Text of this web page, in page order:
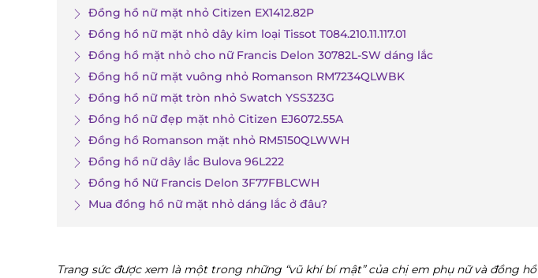
Đồng hồ nữ mặt nhỏ Citizen EX1412.82P
Đồng hồ nữ mặt nhỏ dây kim loại Tissot T084.210.11.117.01
Đồng hồ mặt nhỏ cho nữ Francis Delon 30782L-SW dáng lắc
Đồng hồ nữ mặt vuông nhỏ Romanson RM7234QLWBK
Đồng hồ nữ mặt tròn nhỏ Swatch YSS323G
Đồng hồ nữ đẹp mặt nhỏ Citizen EJ6072.55A
Đồng hồ Romanson mặt nhỏ RM5150QLWWH
Đồng hồ nữ dây lắc Bulova 96L222
Đồng hồ Nữ Francis Delon 3F77FBLCWH
Mua đồng hồ nữ mặt nhỏ dáng lắc ở đâu?
Trang sức được xem là một trong những “vũ khí bí mật” của chị em phụ nữ và đồng